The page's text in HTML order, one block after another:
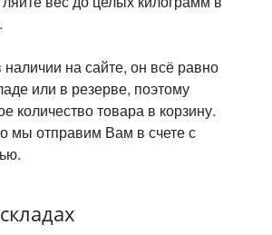
наличии на сайте, он всё равно
или в резерве, поэтому
количество товара в корзину.
мы отправим Вам в счете с